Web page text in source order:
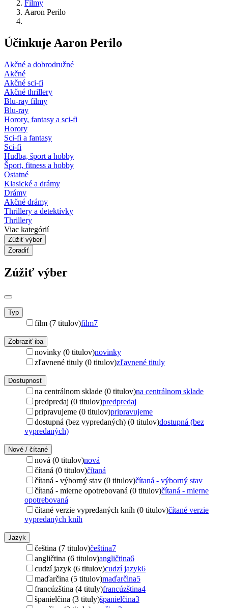
Filmy
Aaron Perilo
Účinkuje Aaron Perilo
Akčné a dobrodružné
Akčné
Akčné sci-fi
Akčné thrillery
Blu-ray filmy
Blu-ray
Horory, fantasy a sci-fi
Horory
Sci-fi a fantasy
Sci-fi
Hudba, šport a hobby
Šport, fitness a hobby
Ostatné
Klasické a drámy
Drámy
Akčné drámy
Thrillery a detektívky
Thrillery
Viac kategórií
Zúžiť výber
Zoradiť
Zúžiť výber
Typ
film (7 titulov)film7
Zobraziť iba
novinky (0 titulov)novinky
zľavnené tituly (0 titulov)zľavnené tituly
Dostupnosť
na centrálnom sklade (0 titulov)na centrálnom sklade
predpredaj (0 titulov)predpredaj
pripravujeme (0 titulov)pripravujeme
dostupná (bez vypredaných) (0 titulov)dostupná (bez
vypredaných)
Nové / čítané
nová (0 titulov)nová
čítaná (0 titulov)čítaná
čítaná - výborný stav (0 titulov)čítaná - výborný stav
čítaná - mierne opotrebovaná (0 titulov)čítaná - mierne
opotrebovaná
čítané verzie vypredaných kníh (0 titulov)čítané verzie
vypredaných kníh
Jazyk
čeština (7 titulov)čeština7
angličtina (6 titulov)angličtina6
cudzí jazyk (6 titulov)cudzí jazyk6
maďarčina (5 titulov)maďarčina5
francúzština (4 tituly)francúzština4
španielčina (3 tituly)španielčina3